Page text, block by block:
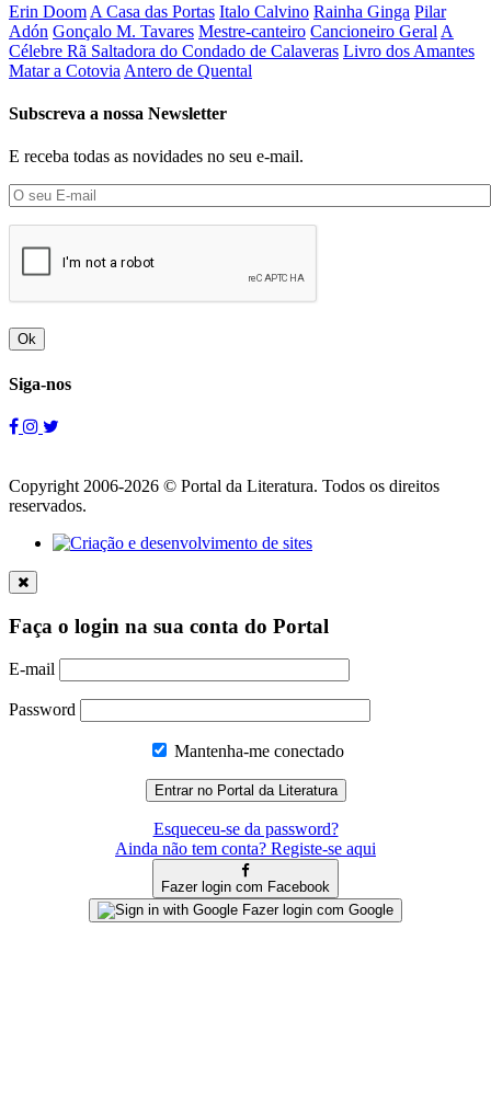
Erin Doom A Casa das Portas Italo Calvino Rainha Ginga Pilar
Adón Gonçalo M. Tavares Mestre-canteiro Cancioneiro Geral A
Célebre Rã Saltadora do Condado de Calaveras Livro dos Amantes
Matar a Cotovia Antero de Quental
Subscreva a nossa Newsletter
E receba todas as novidades no seu e-mail.
Ok
Siga-nos
Copyright 2006-2026 © Portal da Literatura. Todos os direitos
reservados.
Faça o login na sua conta do Portal
E-mail
Password
Mantenha-me conectado
Esqueceu-se da password?
Ainda não tem conta? Registe-se aqui
Fazer login com Facebook
Fazer login com Google